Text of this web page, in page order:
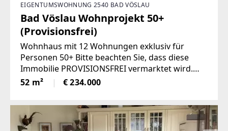
EIGENTUMSWOHNUNG 2540 BAD VÖSLAU
Bad Vöslau Wohnprojekt 50+
(Provisionsfrei)
Wohnhaus mit 12 Wohnungen exklusiv für
Personen 50+ Bitte beachten Sie, dass diese
Immobilie PROVISIONSFREI vermarktet wird.
ARU | Myimmo veröffentlicht die vom
Eigentümer/Verfügungsberechtigten
keine Maklerkosten
52 m² € 234.000